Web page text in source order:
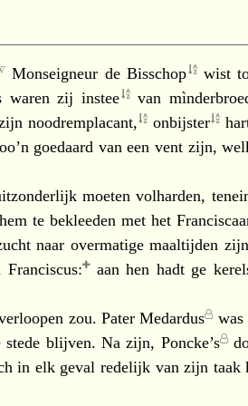
Monseigneur de Bisschop wist
waren zij instee van
noodremplacant, onbijster
goedaard van een vent zijn,
moeten volharden,
te bekleeden met het
naar overmatige maaltijden
Franciscus: aan hen hadt ge
zou. Pater Medardus was
blijven. Na zijn, Poncke’s
in elk geval redelijk van zijn taak